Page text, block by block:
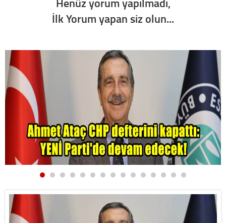
İlk Yorum yapan siz olun...